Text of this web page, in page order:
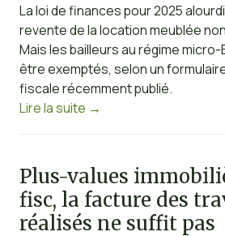
La loi de finances pour 2025
revente de la location meublée
Mais les bailleurs au régime
être exemptés, selon un
fiscale récemment publié.
Lire la suite →
Plus-values
fisc, la facture des
réalisés ne suffit pas